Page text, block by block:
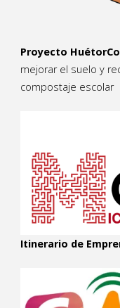
Proyecto
mejorar el suelo y
compostaje escolar
Itinerario de